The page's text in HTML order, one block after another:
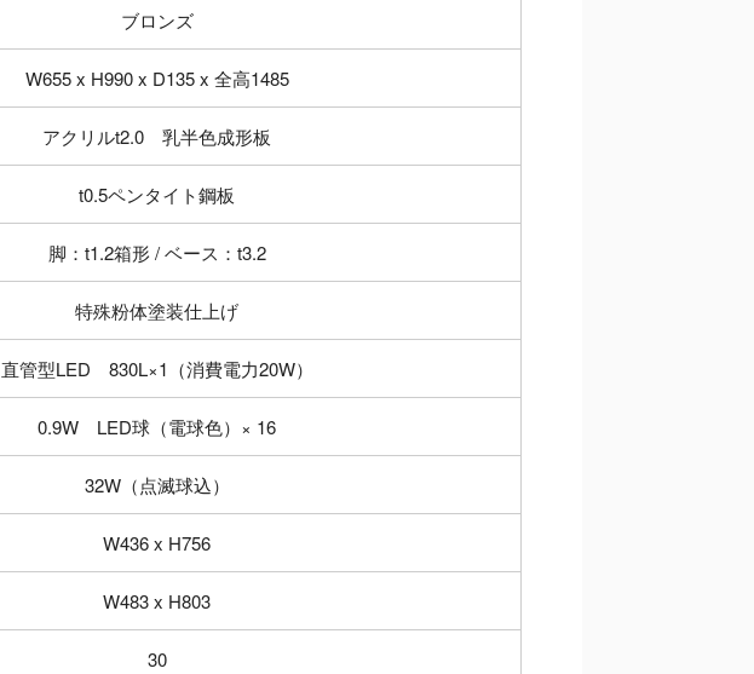
ブロンズ
W655 x H990 x D135 x 全高1485
アクリルt2.0 乳半色成形板
t0.5ペンタイト鋼板
脚：t1.2箱形 / ベース：t3.2
特殊粉体塗装仕上げ
直管型LED 830L×1（消費電力20W）
0.9W LED球（電球色）× 16
32W（点滅球込）
W436 x H756
W483 x H803
30